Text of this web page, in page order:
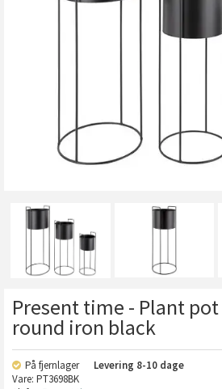
Present time - Plant pot
round iron black
På fjernlager Levering 8-10 dage
Vare: PT3698BK